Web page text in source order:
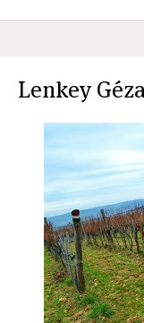
Lenkey